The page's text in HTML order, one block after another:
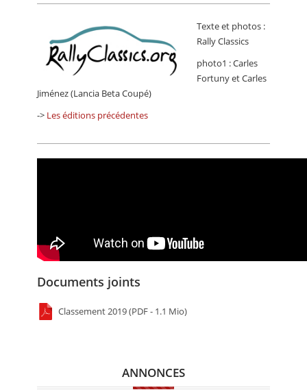
Texte et photos :
Rally Classics
photo1 : Carles
Fortuny et Carles
Jiménez (Lancia Beta Coupé)
-> Les éditions précédentes
Documents joints
Classement 2019 (PDF - 1.1 Mio)
ANNONCES